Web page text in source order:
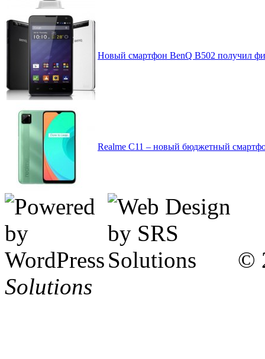
Новый смартфон BenQ B502 получил
Realme C11 – новый бюджетный
©
Solutions